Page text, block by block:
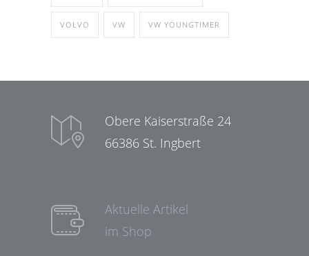
VOLVO VW VW YOUNGTIMER
Obere Kaiserstraße 24
66386 St. Ingbert
Aktuelle Artikel
im Shop